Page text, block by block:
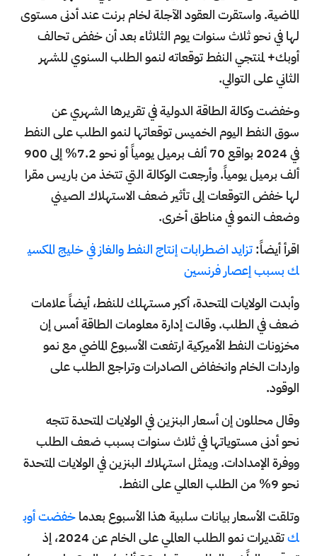
الماضية. واستقرت العقود الآجلة لخام برنت عند أدنى مستوى
لها في نحو ثلاث سنوات يوم الثلاثاء بعد أن خفض تحالف
أوبك+ لمنتجي النفط توقعاته لنمو الطلب السنوي للشهر
الثاني على التوالي.
وخفضت وكالة الطاقة الدولية في تقريرها الشهري عن
سوق النفط اليوم الخميس توقعاتها لنمو الطلب على النفط
في 2024 بواقع 70 ألف برميل يومياً أو نحو 7.2% إلى 900
ألف برميل يومياً. وأرجعت الوكالة التي تتخذ من باريس مقرا
لها خفض التوقعات إلى تأثير ضعف الاستهلاك الصيني
وضعف النمو في مناطق أخرى.
اقرأ أيضاً:تزايد اضطرابات إنتاج النفط والغاز في خليج المكسي
ك بسبب إعصار فرنسين
وأبدت الولايات المتحدة، أكبر مستهلك للنفط، أيضاً علامات
ضعف في الطلب. وقالت إدارة معلومات الطاقة أمس إن
مخزونات النفط الأميركية ارتفعت الأسبوع الماضي مع نمو
واردات الخام وانخفاض الصادرات وتراجع الطلب على
الوقود.
وقال محللون إن أسعار البنزين في الولايات المتحدة تتجه
نحو أدنى مستوياتها في ثلاث سنوات بسبب ضعف الطلب
ووفرة الإمدادات. ويمثل استهلاك البنزين في الولايات المتحدة
نحو 9% من الطلب العالمي على النفط.
وتلقت الأسعار بيانات سلبية هذا الأسبوع بعدماخفضت أوب
ك
تقديرات نمو الطلب العالمي على الخام عن 2024، إذ